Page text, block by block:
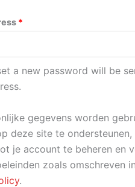
*Required
a new password will be
gegevens worden
deze site te ondersteunen,
je account te beheren en
zoals omschreven
.